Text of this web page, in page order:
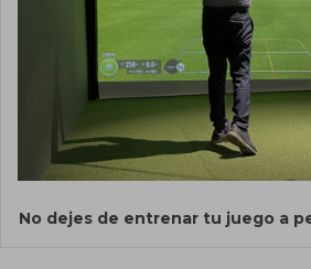
No dejes de entrenar tu juego a